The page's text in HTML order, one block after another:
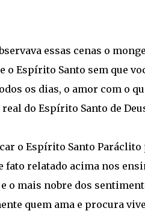
essas cenas o
o Espírito Santo sem que
os dias, o amor com o
do Espírito Santo de
o Espírito Santo
fato relatado acima nos
e o mais nobre dos
quem ama e procura